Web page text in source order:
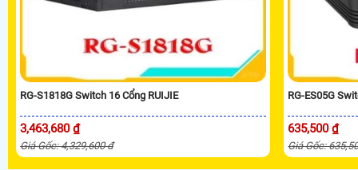
RG-S1818G Switch 16 Cổng RUIJIE
3,463,680 ₫
Giá Gốc: 4,329,600 đ
RG-ES05G
635,500 ₫
Giá Gốc: